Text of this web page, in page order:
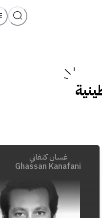
غسان كنفاني
Ghassan Kanafani